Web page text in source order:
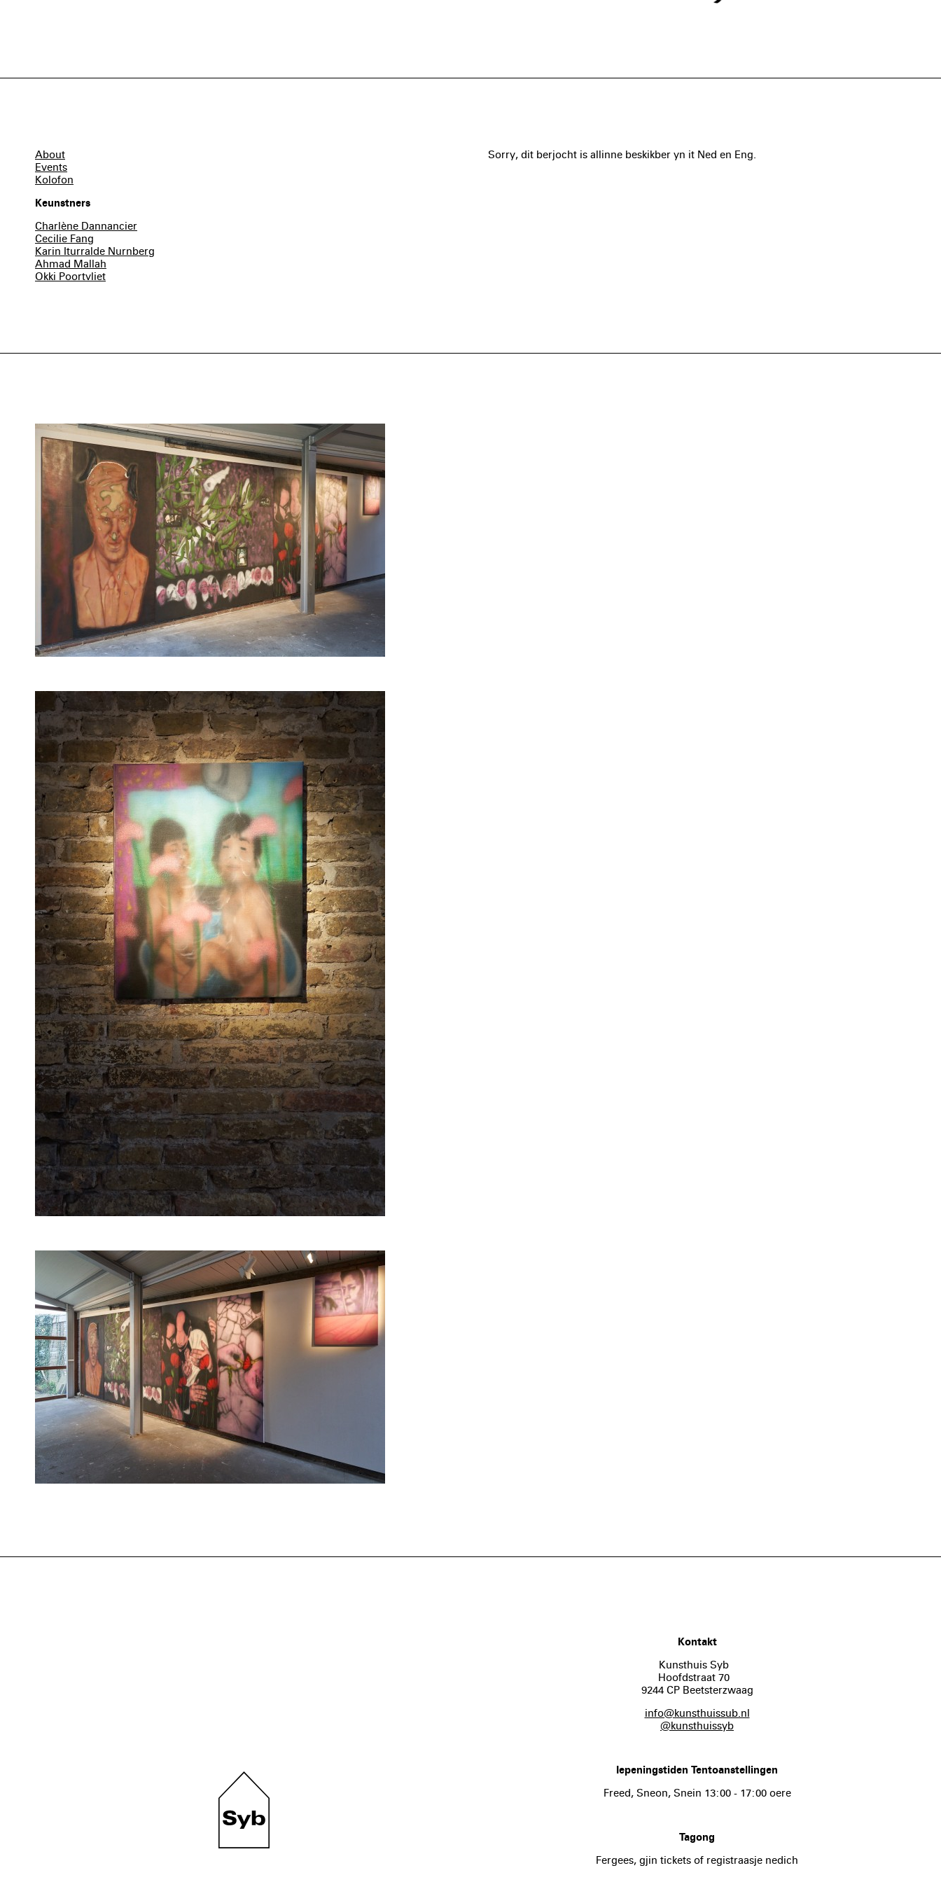
About
Events
Kolofon
Keunstners
Charlène Dannancier
Cecilie Fang
Karin Iturralde Nurnberg
Ahmad Mallah
Okki Poortvliet
Sorry, dit berjocht is allinne beskikber yn it Ned en Eng.
Kontakt
Kunsthuis Syb
Hoofdstraat 70
9244 CP Beetsterzwaag
info@kunsthuissub.nl
@kunsthuissyb
Iepeningstiden Tentoanstellingen
Freed, Sneon, Snein 13:00 - 17:00 oere
Tagong
Fergees, gjin tickets of registraasje nedich